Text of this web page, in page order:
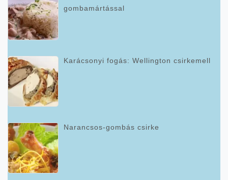
gombamártással
Karácsonyi fogás: Wellington csirkemell
Narancsos-gombás csirke